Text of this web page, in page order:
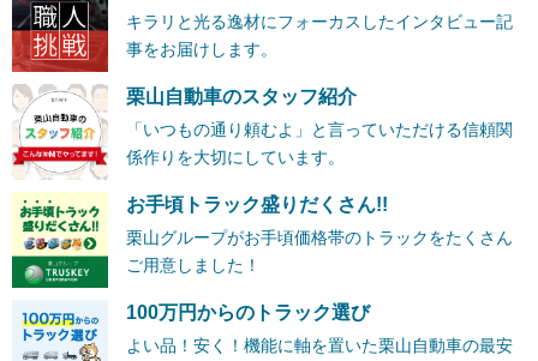
キラリと光る逸材にフォーカスしたインタビュー記
事をお届けします。
栗山自動車のスタッフ紹介
「いつもの通り頼むよ」と言っていただける信頼関
係作りを大切にしています。
お手頃トラック盛りだくさん!!
栗山グループがお手頃価格帯のトラックをたくさん
ご用意しました！
100万円からのトラック選び
よい品！安く！機能に軸を置いた栗山自動車の最安